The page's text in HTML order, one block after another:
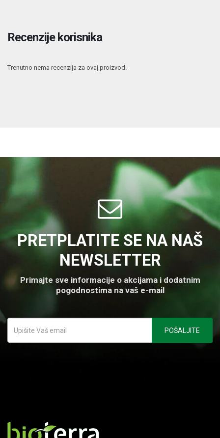
Recenzije korisnika
Trenutno nema recenzija za ovaj proizvod.
PRETPLATITE SE NA NAŠ
NEWSLETTER
Primajte sve informacije o akcijama i dodatnim
pogodnostima na vaš e-mail